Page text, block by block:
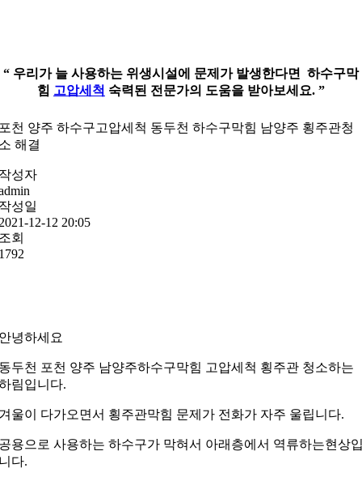
“ 우리가 늘 사용하는 위생시설에 문제가 발생한다면 하수구막
힘 고압세척 숙력된 전문가의 도움을 받아보세요. ”
천 양주 하수구고압세척 동두천 하수구막힘 남양주 횡주관청
해결
성자
성일
12-12 20:05
회
녕하세요
두천 포천 양주 남양주하수구막힘 고압세척 횡주관 청소하는
림입니다.
울이 다가오면서 횡주관막힘 문제가 전화가 자주 울립니다.
용으로 사용하는 하수구가 막혀서 아래층에서 역류하는현상
다.